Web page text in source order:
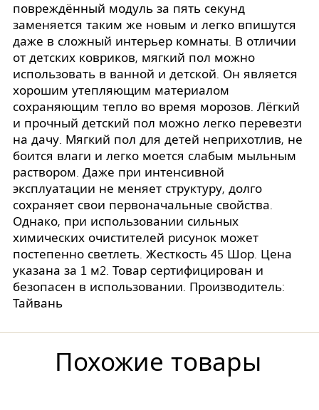
повреждённый модуль за пять секунд
заменяется таким же новым и легко впишутся
даже в сложный интерьер комнаты. В отличии
от детских ковриков, мягкий пол можно
использовать в ванной и детской. Он является
хорошим утепляющим материалом
сохраняющим тепло во время морозов. Лёгкий
и прочный детский пол можно легко перевезти
на дачу. Мягкий пол для детей неприхотлив, не
боится влаги и легко моется слабым мыльным
раствором. Даже при интенсивной
эксплуатации не меняет структуру, долго
сохраняет свои первоначальные свойства.
Однако, при использовании сильных
химических очистителей рисунок может
постепенно светлеть. Жесткость 45 Шор. Цена
указана за 1 м2. Товар сертифицирован и
безопасен в использовании. Производитель:
Тайвань
Похожие товары